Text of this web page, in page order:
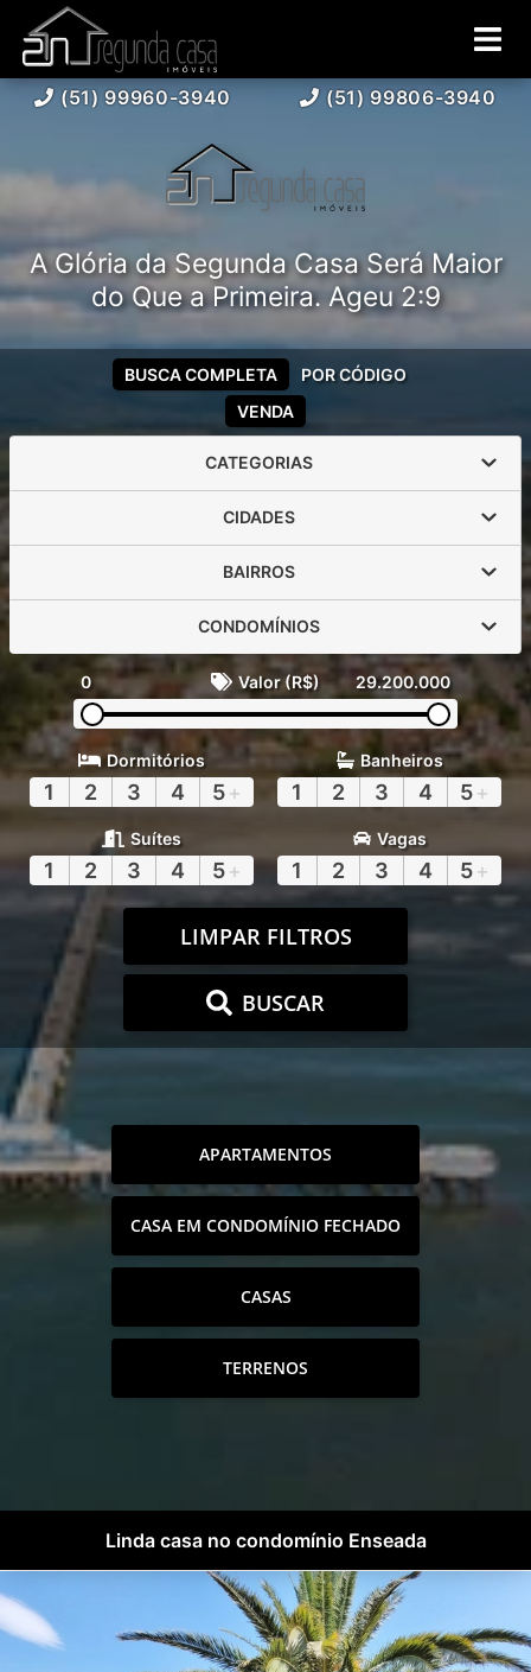
(51) 99960-3940 (51) 99806-3940
A Glória da Segunda Casa Será Maior
do Que a Primeira. Ageu 2:9
VENDA
BUSCA COMPLETA POR CÓDIGO
CATEGORIAS
CIDADES
BAIRROS
CONDOMÍNIOS
0 Valor (R$) 29.200.000
Dormitórios
1 2 3 4 5+
Banheiros
1 2 3 4 5+
Suítes
1 2 3 4 5+
Vagas
1 2 3 4 5+
LIMPAR FILTROS
BUSCAR
APARTAMENTOS
CASA EM CONDOMÍNIO FECHADO
CASAS
TERRENOS
Linda casa no condomínio Enseada